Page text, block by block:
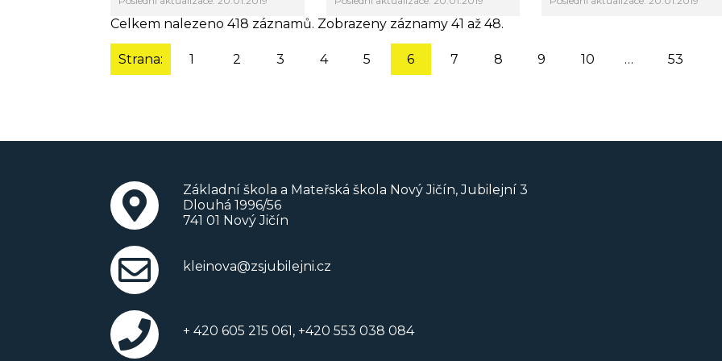
Celkem nalezeno 418 záznamů. Zobrazeny záznamy 41 až 48.
Strana: 1 2 3 4 5 6 7 8 9 10 … 53
Základní škola a Mateřská škola Nový Jičín, Jubilejní 3
Dlouhá 1996/56
741 01 Nový Jičín
kleinova@zsjubilejni.cz
+ 420 605 215 061, +420 553 038 084